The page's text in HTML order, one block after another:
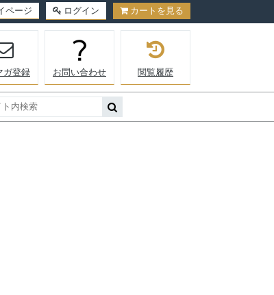
ページ ログイン カートを見る
ガ登録 お問い合わせ 閲覧履歴